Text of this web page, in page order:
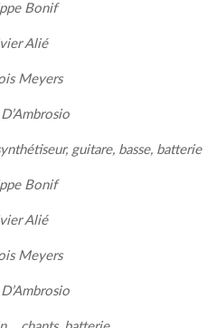
Bonif
Alié
Meyers
guitare, basse, batterie
Bonif
Alié
Meyers